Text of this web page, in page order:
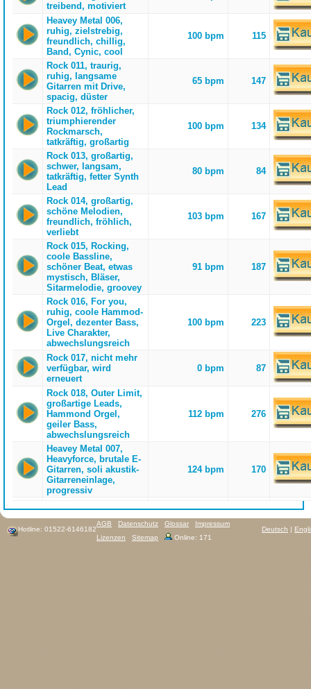
treibend, motiviert
Heavey Metal 006,
ruhig, zielstrebig,
freundlich, chillig,
Band, Cynic, cool
100 bpm 115
Rock 011, traurig,
ruhig, langsame
Gitarren mit Drive,
spacig, düster
65 bpm 147
Rock 012, fröhlicher,
triumphierender
Rockmarsch,
tatkräftig, großartig
100 bpm 134
Rock 013, großartig,
schwer, langsam,
tatkräftig, fetter Synth
Lead
80 bpm 84
Rock 014, großartig,
schöne Melodien,
freundlich, fröhlich,
verliebt
103 bpm 167
Rock 015, Rocking,
coole Bassline,
schöner Beat, etwas
mystisch, Bläser,
Sitarmelodie, groovey
91 bpm 187
Rock 016, For you,
ruhig, coole Hammod-
Orgel, dezenter Bass,
Live Charakter,
abwechslungsreich
100 bpm 223
Rock 017, nicht mehr
verfügbar, wird
erneuert
0 bpm 87
Rock 018, Outer Limit,
großartige Leads,
Hammond Orgel,
geiler Bass,
abwechslungsreich
112 bpm 276
Heavey Metal 007,
Heavyforce, brutale E-
Gitarren, soli akustik-
Gitarreneinlage,
progressiv
124 bpm 170
Hotline: 01522-6146182 Deutsch |
AGB Datenschutz Glossar
Impressum
Lizenzen
Sitemap Online: 171